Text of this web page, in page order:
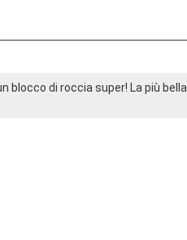
blocco di roccia super! La più bella